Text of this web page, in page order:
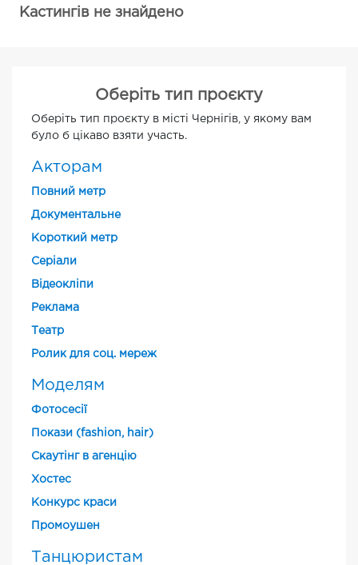
Кастингів не знайдено
Оберіть тип проєкту
Оберіть тип проєкту в місті Чернігів, у якому вам
було б цікаво взяти участь.
Акторам
Повний метр
Документальне
Короткий метр
Cеріали
Відеокліпи
Реклама
Театр
Ролик для соц. мереж
Моделям
Фотосесії
Покази (fashion, hair)
Скаутінг в агенцію
Хостес
Конкурс краси
Промоушен
Танцюристам